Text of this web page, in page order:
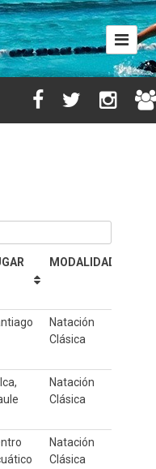
MODALIDAD
MODALIDAD
Natación
Clásica
Natación
Clásica
Natación
Clásica